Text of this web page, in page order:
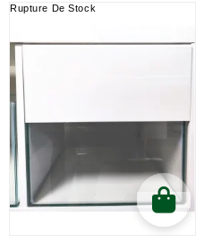
Rupture De Stock